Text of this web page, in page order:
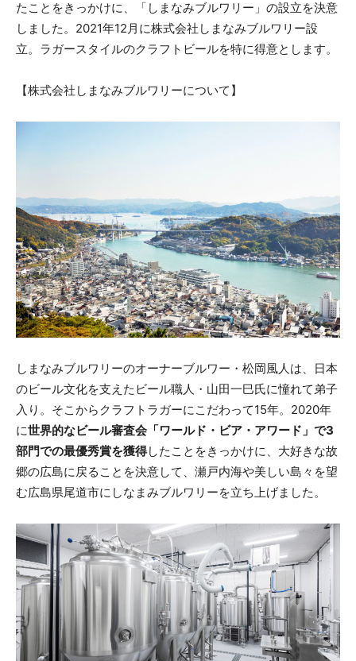
たことをきっかけに、「しまなみブルワリー」の設立を決意
しました。2021年12月に株式会社しまなみブルワリー設
立。ラガースタイルのクラフトビールを特に得意とします。
【株式会社しまなみブルワリーについて】
しまなみブルワリーのオーナーブルワー・松岡風人は、日本
のビール文化を支えたビール職人・山田一巳氏に憧れて弟子
入り。そこからクラフトラガーにこだわって15年。2020年
に世界的なビール審査会「ワールド・ビア・アワード」で3
部門での最優秀賞を獲得したことをきっかけに、大好きな故
郷の広島に戻ることを決意して、瀬戸内海や美しい島々を望
む広島県尾道市にしなまみブルワリーを立ち上げました。